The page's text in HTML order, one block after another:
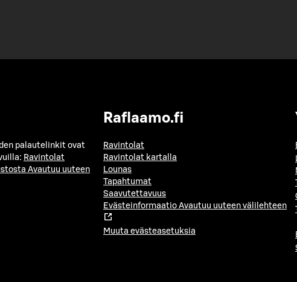
palautelinkit ovat
Ravintolat
Avautuu uuteen
Raflaamo.fi
Ravintolat
Ravintolat kartalla
Lounas
Tapahtumat
Saavutettavuus
Evästeinformaatio Avautuu uuteen välilehteen
Muuta evästeasetuksia